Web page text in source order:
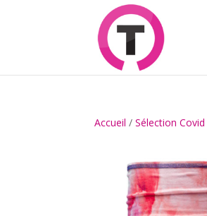
Accueil /Sélection Covid